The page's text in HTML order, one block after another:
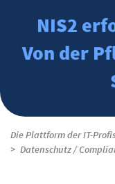
NIS2
Von der
Die Plattform der IT-Profis
Datenschutz /